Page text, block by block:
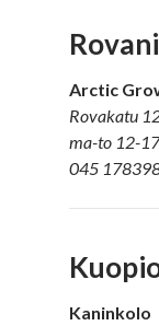
Arctic
Rovakatu
ma-to 12-
045
Kaninkolo